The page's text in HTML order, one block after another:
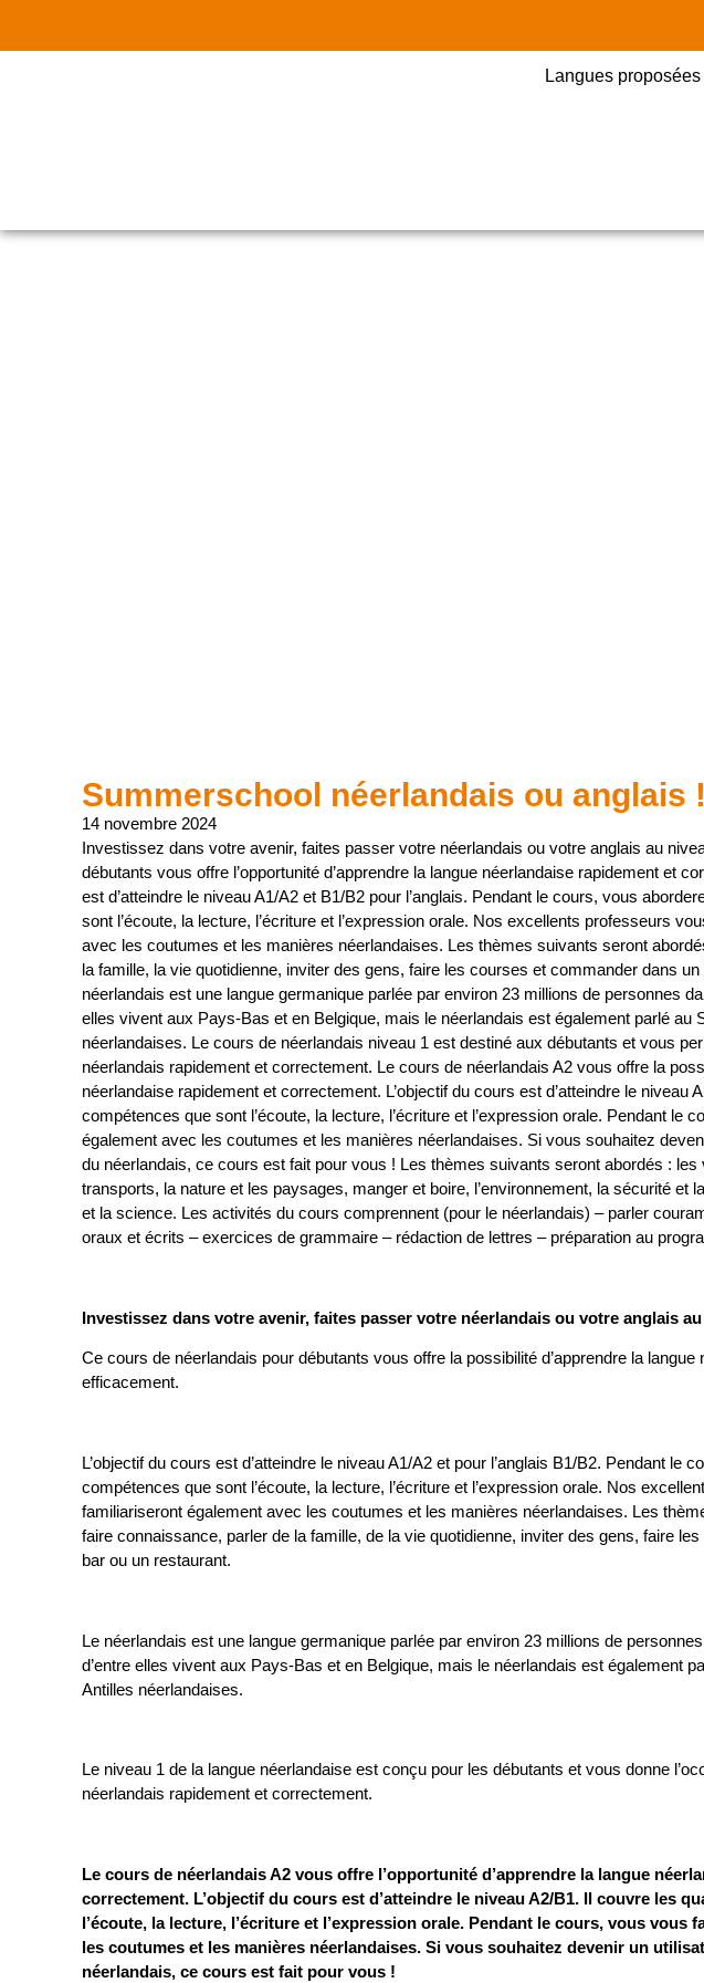
Langues proposées
Summerschool néerlandais ou anglais !
14 novembre 2024
Investissez dans votre avenir, faites passer votre néerlandais ou votre anglais au
débutants vous offre l’opportunité d’apprendre la langue néerlandaise rapidement et
est d’atteindre le niveau A1/A2 et B1/B2 pour l’anglais. Pendant le cours, vous
sont l’écoute, la lecture, l’écriture et l’expression orale. Nos excellents professeurs
avec les coutumes et les manières néerlandaises. Les thèmes suivants seront
la famille, la vie quotidienne, inviter des gens, faire les courses et commander dans
néerlandais est une langue germanique parlée par environ 23 millions de personnes
elles vivent aux Pays-Bas et en Belgique, mais le néerlandais est également parlé au
néerlandaises. Le cours de néerlandais niveau 1 est destiné aux débutants et vous
néerlandais rapidement et correctement. Le cours de néerlandais A2 vous offre la
néerlandaise rapidement et correctement. L’objectif du cours est d’atteindre le niveau
compétences que sont l’écoute, la lecture, l’écriture et l’expression orale. Pendant le
également avec les coutumes et les manières néerlandaises. Si vous souhaitez
du néerlandais, ce cours est fait pour vous ! Les thèmes suivants seront abordés :
transports, la nature et les paysages, manger et boire, l’environnement, la sécurité et
et la science. Les activités du cours comprennent (pour le néerlandais) – parler
oraux et écrits – exercices de grammaire – rédaction de lettres – préparation au
Investissez dans votre avenir, faites passer votre néerlandais ou votre anglais
Ce cours de néerlandais pour débutants vous offre la possibilité d’apprendre la langue
efficacement.
L’objectif du cours est d’atteindre le niveau A1/A2 et pour l’anglais B1/B2. Pendant le
compétences que sont l’écoute, la lecture, l’écriture et l’expression orale. Nos
familiariseront également avec les coutumes et les manières néerlandaises. Les
faire connaissance, parler de la famille, de la vie quotidienne, inviter des gens, faire
bar ou un restaurant.
Le néerlandais est une langue germanique parlée par environ 23 millions de
d’entre elles vivent aux Pays-Bas et en Belgique, mais le néerlandais est également
Antilles néerlandaises.
Le niveau 1 de la langue néerlandaise est conçu pour les débutants et vous donne
néerlandais rapidement et correctement.
Le cours de néerlandais A2 vous offre l’opportunité d’apprendre la langue
correctement. L’objectif du cours est d’atteindre le niveau A2/B1. Il couvre les
l’écoute, la lecture, l’écriture et l’expression orale. Pendant le cours, vous vous
les coutumes et les manières néerlandaises. Si vous souhaitez devenir un
néerlandais, ce cours est fait pour vous !